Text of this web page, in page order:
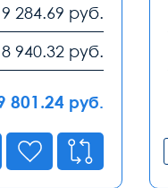
284.69 руб.
940.32 руб.
801.24 руб.